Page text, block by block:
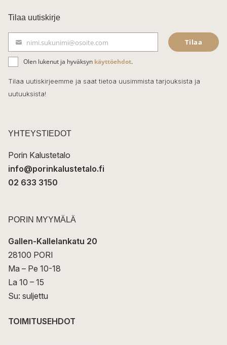
c
e
b
o
o
k
Tilaa uutiskirje
ä
h
k
t
nimi.sukunimi@osoite.com Tilaa
Olen lukenut ja hyväksyn käyttöehdot.
Tilaa uutiskirjeemme ja saat tietoa uusimmista tarjouksista ja
uutuuksista!
YHTEYSTIEDOT
Porin Kalustetalo
info@porinkalustetalo.fi
02 633 3150
PORIN MYYMÄLÄ
Gallen-Kallelankatu 20
28100 PORI
Ma – Pe 10-18
La 10 – 15
Su: suljettu
TOIMITUSEHDOT